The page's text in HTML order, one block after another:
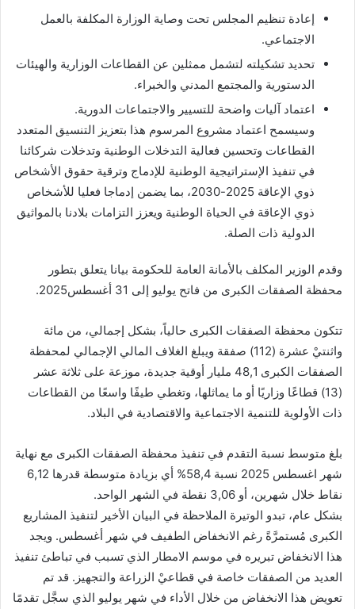
إعادة تنظيم المجلس تحت وصاية الوزارة المكلفة بالعمل
الاجتماعي.
تحديد تشكيلته لتشمل ممثلين عن القطاعات الوزارية والهيئات
الدستورية والمجتمع المدني والخبراء.
اعتماد آليات واضحة للتسيير والاجتماعات الدورية.
وسيسمح اعتماد مشروع المرسوم هذا بتعزيز التنسيق المتعدد
القطاعات وتحسين فعالية التدخلات الوطنية وتدخلات شركائنا
في تنفيذ الإستراتيجية الوطنية للإدماج وترقية حقوق الأشخاص
ذوي الإعاقة 2025-2030، بما يضمن إدماجا فعليا للأشخاص
ذوي الإعاقة في الحياة الوطنية ويعزز التزامات بلادنا بالمواثيق
الدولية ذات الصلة.
وقدم الوزير المكلف بالأمانة العامة للحكومة بيانا يتعلق بتطور
محفظة الصفقات الكبرى من فاتح يوليو إلى 31 أغسطس2025.
تتكون محفظة الصفقات الكبرى حالياً، بشكل إجمالي، من مائة
واثنتيْ عشرة (112) صفقة ويبلغ الغلاف المالي الإجمالي لمحفظة
الصفقات الكبرى 48,1 مليار أوقية جديدة، موزعة على ثلاثة عشر
(13) قطاعًا وزاريًا أو ما يماثلها، وتغطي طيفًا واسعًا من القطاعات
ذات الأولوية للتنمية الاجتماعية والاقتصادية في البلاد.
بلغ متوسط نسبة التقدم في تنفيذ محفظة الصفقات الكبرى مع نهاية
شهر اغسطس 2025 نسبة 58,4% أي بزيادة متوسطة قدرها 6,12
نقاط خلال شهرين، أو 3,06 نقطة في الشهر الواحد.
بشكل عام، تبدو الوتيرة الملاحظة في البيان الأخير لتنفيذ المشاريع
الكبرى مُستمرَّةً رغم الانخفاض الطفيف في شهر أغسطس. ويجد
هذا الانخفاض تبريره في موسم الامطار الذي تسبب في تباطئ تنفيذ
العديد من الصفقات خاصة في قطاعيْ الزراعة والتجهيز. قد تم
تعويض هذا الانخفاض من خلال الأداء في شهر يوليو الذي سجَّل تقدمًا